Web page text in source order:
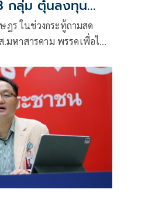
กลุ่ม ตุ๋นลงทุน
านบริการ
ร ในช่วงกระทู้ถามสด
มหาสารคาม พรรคเพื่อไทย
ามคืบหน้าการดำเนินคดีกับ